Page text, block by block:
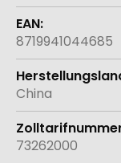
8719941044685
China
73262000